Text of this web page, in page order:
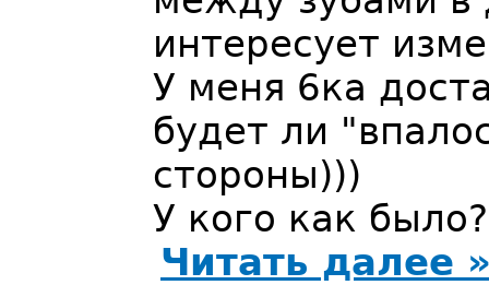
интересует
У меня 6ка
будет ли
стороны)))
У кого как
Читать далее